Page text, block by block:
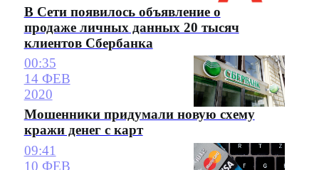
В Сети появилось объявление о
продаже личных данных 20 тысяч
клиентов Сбербанка
00:35
14 ФЕВ
2020
Мошенники придумали новую схему
кражи денег с карт
09:41
10 ФЕВ